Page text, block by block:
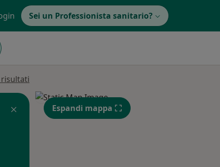
Sei un Professionista sanitario?
Espandi mappa